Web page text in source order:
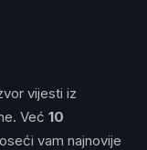
vijesti iz
Već 10
vam najnovije